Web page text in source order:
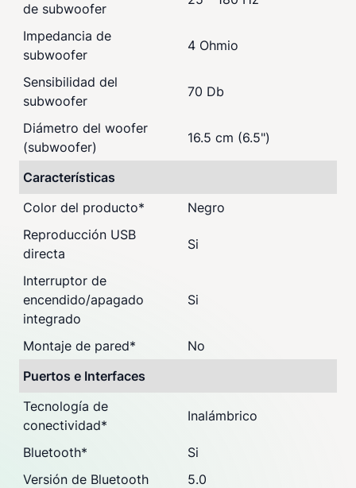
de subwoofer
Impedancia de
subwoofer
4 Ohmio
Sensibilidad del
subwoofer
70 Db
Diámetro del woofer
(subwoofer)
16.5 cm (6.5")
Características
Color del producto*
Negro
Reproducción USB
directa
Si
Interruptor de
encendido/apagado
integrado
Si
Montaje de pared*
No
Puertos e Interfaces
Tecnología de
conectividad*
Inalámbrico
Bluetooth*
Si
Versión de Bluetooth
5.0